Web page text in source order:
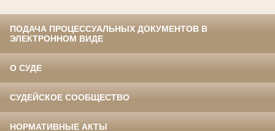
ПОДАЧА ПРОЦЕССУАЛЬНЫХ ДОКУМЕНТОВ В
ЭЛЕКТРОННОМ ВИДЕ
О СУДЕ
СУДЕЙСКОЕ СООБЩЕСТВО
НОРМАТИВНЫЕ АКТЫ